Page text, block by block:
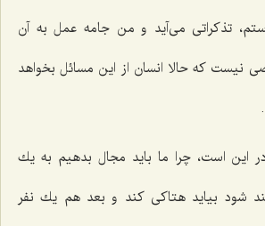
تذكراتی می‌آید و من جامه عمل به آن
نیست كه حالا انسان از این مسائل بخواهد
است، چرا ما باید مجال بدهیم به یك
شود بیاید هتاكی كند و بعد هم یك نفر